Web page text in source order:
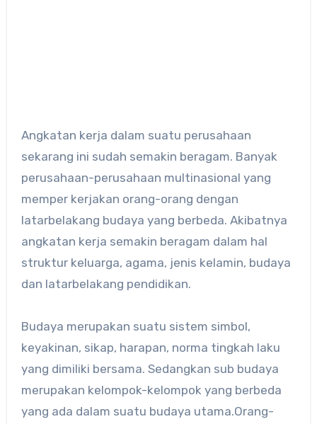
Angkatan kerja dalam suatu perusahaan
sekarang ini sudah semakin beragam. Banyak
perusahaan-perusahaan multinasional yang
memper kerjakan orang-orang dengan
latarbelakang budaya yang berbeda. Akibatnya
angkatan kerja semakin beragam dalam hal
struktur keluarga, agama, jenis kelamin, budaya
dan latarbelakang pendidikan.
Budaya merupakan suatu sistem simbol,
keyakinan, sikap, harapan, norma tingkah laku
yang dimiliki bersama. Sedangkan sub budaya
merupakan kelompok-kelompok yang berbeda
yang ada dalam suatu budaya utama.Orang-